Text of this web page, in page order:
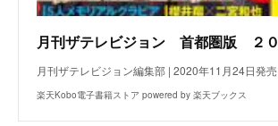
月刊ザテレビジョン編集部 | 2020年11月24日発売
楽天Kobo電子書籍ストア powered by 楽天ブックス